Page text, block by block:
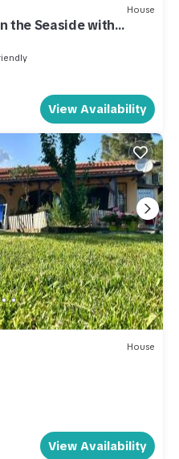
House
the Seaside with
View Availability
House
View Availability